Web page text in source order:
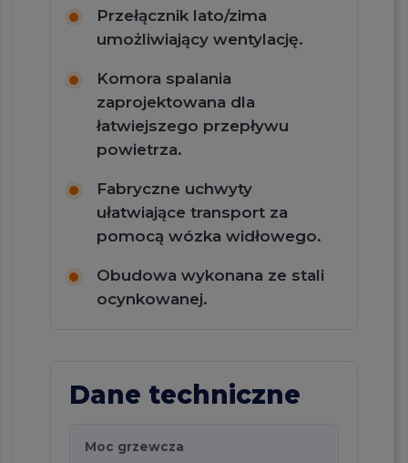
Przełącznik lato/zima
umożliwiający wentylację.
Komora spalania
zaprojektowana dla
łatwiejszego przepływu
powietrza.
Fabryczne uchwyty
ułatwiające transport za
pomocą wózka widłowego.
Obudowa wykonana ze stali
ocynkowanej.
Dane techniczne
Moc grzewcza